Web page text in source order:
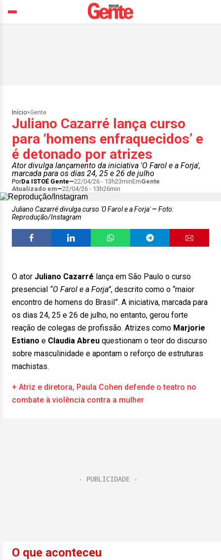
Início>Gente
Juliano Cazarré lança curso
para ‘homens enfraquecidos’ e
é detonado por atrizes
Ator divulga lançamento da iniciativa 'O Farol e a Forja',
marcada para os dias 24, 25 e 26 de julho
PorDa ISTOÉ Gente 22/04/26 - 13h23minEmGente
Atualizado em
22/04/26 - 13h26min
Juliano Cazarré divulga curso 'O Farol e a Forja'
Foto:
Reprodução/Instagram
O ator Juliano Cazarré lança em São Paulo o curso
presencial “O Farol e a Forja”, descrito como o “maior
encontro de homens do Brasil”. A iniciativa, marcada para
os dias 24, 25 e 26 de julho, no entanto, gerou forte
reação de colegas de profissão. Atrizes como Marjorie
Estiano e Claudia Abreu questionam o teor do discurso
sobre masculinidade e apontam o reforço de estruturas
machistas.
+ Atriz e diretora, Paula Cohen defende o teatro no
combate à violência contra a mulher
O que aconteceu